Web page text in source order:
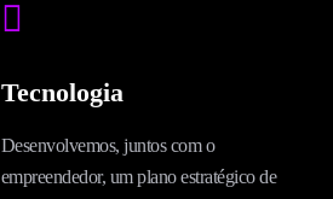
Tecnologia
Desenvolvemos, juntos com o
empreendedor, um plano estratégico de